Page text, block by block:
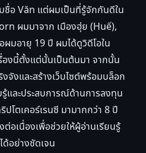
ชื่อ Văn แต่ผมเป็นที่รู้จักกันดีใน
ผมมาจาก เมืองฮุ่ย (Huế),
ผมอายุ 19 ปี ผมได้ดูวิดีโอใน
องนี้ตั้งแต่นั้นเป็นต้นมา จากนั้น
จังและสร้างเว็บไซต์พร้อมบล็อก
และประสบการณ์ด้านการลงทุน
โตเคอร์เรนซี มามากกว่า 8 ปี
อเนื่องเพื่อช่วยให้ผู้อ่านเรียนรู้
ด้อย่างชัดเจน